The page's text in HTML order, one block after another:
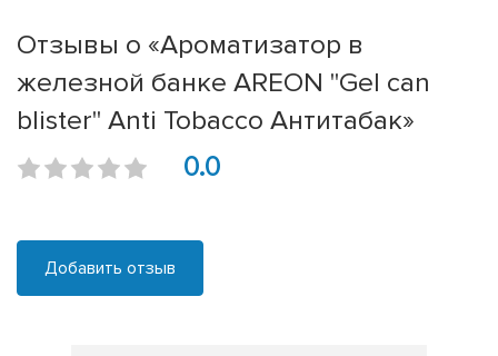
Отзывы о «Ароматизатор в
железной банке AREON "Gel can
blister" Anti Tobacco Антитабак»
0.0
Добавить отзыв